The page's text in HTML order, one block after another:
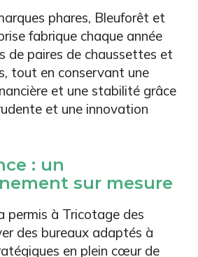
phares, Bleuforêt et
fabrique chaque année
de paires de chaussettes et
tout en conservant une
et une stabilité grâce
et une innovation
: un
sur mesure
permis à Tricotage des
des bureaux adaptés à
en plein cœur de